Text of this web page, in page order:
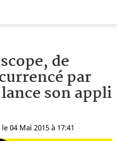
de
par
son appli
04 Mai 2015 à 17:41